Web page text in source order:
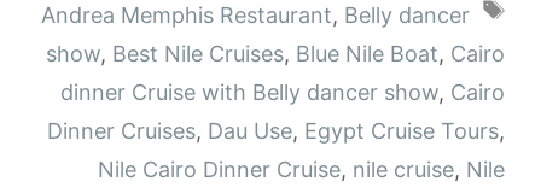
الوسوم
Andrea Memphis Restaurant, Belly dancer
show, Best Nile Cruises, Blue Nile Boat, Cairo
dinner Cruise with Belly dancer show, Cairo
Dinner Cruises, Dau Use, Egypt Cruise Tours,
Nile Cairo Dinner Cruise, nile cruise, Nile